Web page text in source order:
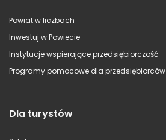
Powiat w liczbach
Inwestuj w Powiecie
Instytucje wspierające przedsiębiorczość
Programy pomocowe dla przedsiębiorców
Dla turystów